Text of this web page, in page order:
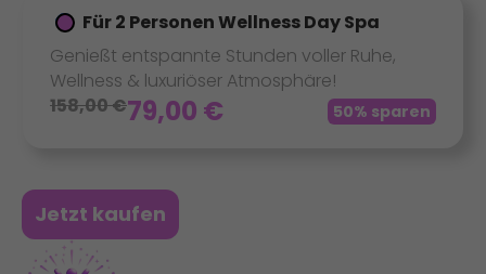
Für 2 Personen Wellness Day Spa
Genießt entspannte Stunden voller Ruhe,
Wellness & luxuriöser Atmosphäre!
158,00€79,00 € 50% sparen
Jetzt kaufen